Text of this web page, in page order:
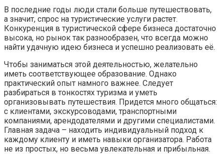
В последние годы люди стали больше путешествовать,
а значит, спрос на туристические услуги растет.
Конкуренция в туристической сфере бизнеса достаточно
высока, но рынок так разнообразен, что всегда можно
найти удачную идею бизнеса и успешно реализовать её.
Чтобы заниматься этой деятельностью, желательно
иметь соответствующее образование. Однако
практический опыт намного важнее. Следует
разбираться в тонкостях туризма и уметь
организовывать путешествия. Придется много общаться:
с клиентами, экскурсоводами, транспортными
компаниями, арендодателями и другими специалистами.
Главная задача – находить индивидуальный подход к
каждому клиенту и иметь навыки организатора. Работа
не из простых, но весьма увлекательная и прибыльная.